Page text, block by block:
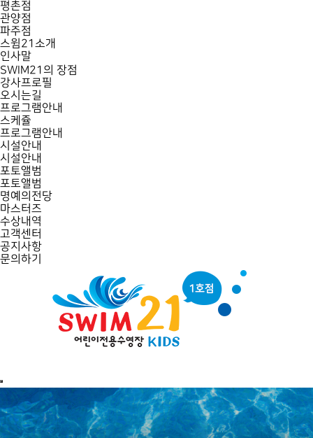
평촌점
관양점
파주점
스윔21소개
인사말
SWIM21의 장점
강사프로필
오시는길
프로그램안내
스케쥴
프로그램안내
시설안내
시설안내
포토앨범
포토앨범
명예의전당
마스터즈
수상내역
고객센터
공지사항
문의하기